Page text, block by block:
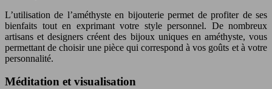
L’utilisation de l’améthyste en bijouterie permet de profiter de ses
bienfaits tout en exprimant votre style personnel. De nombreux
artisans et designers créent des bijoux uniques en améthyste, vous
permettant de choisir une pièce qui correspond à vos goûts et à votre
personnalité.
Méditation et visualisation